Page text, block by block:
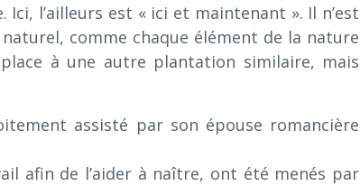
l’ailleurs est « ici et maintenant ». Il n’est
comme chaque élément de la nature
à une autre plantation similaire, mais
assisté par son épouse romancière
afin de l’aider à naître, ont été menés par